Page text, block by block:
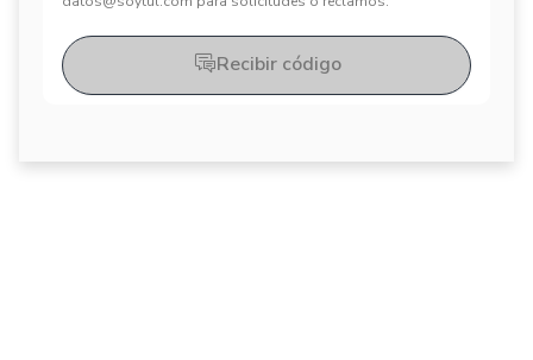
Recibir código